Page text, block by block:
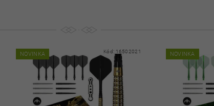
NOVINKA Kód: 16502021 NOVINKA